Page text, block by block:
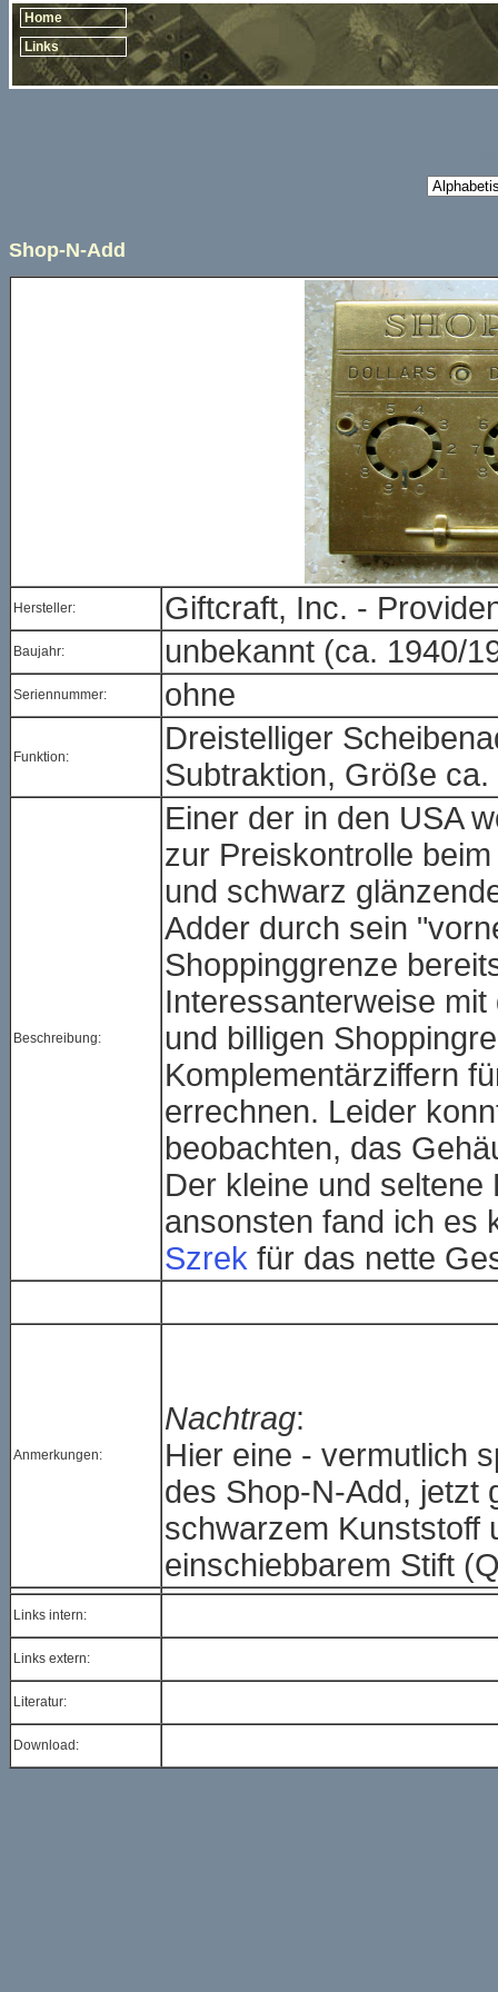
Home
Links
Shop-N-Add
Hersteller: Giftcraft, Inc. -
Baujahr: unbekannt (ca. 1940/
Seriennummer: ohne
Funktion:
Dreistelliger
Subtraktion, Größe
Beschreibung:
Einer der in den USA
zur Preiskontrolle
und schwarz
Adder durch sein
Shoppinggrenze
Interessanterweise
und billigen
Komplementärziffern
errechnen. Leider
beobachten, das
Der kleine und
ansonsten fand ich es
Szrek für das nette
Anmerkungen:
Nachtrag:
Hier eine - vermutlich
des Shop-N-Add, jetzt
schwarzem Kunststoff
einschiebbarem Stift
Links intern:
Links extern:
Literatur:
Download: